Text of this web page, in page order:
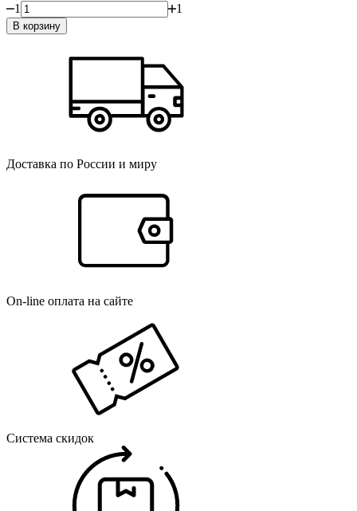
1
1
В корзину
Доставка по России и миру
On-line оплата на сайте
Система скидок